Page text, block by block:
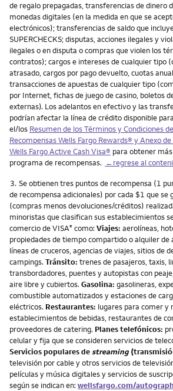
de regalo prepagadas, transferencias de dinero
monedas digitales (en la medida en que se
electrónicos); transferencias de saldo que
SUPERCHECKS; disputas, acciones ilegales y
ilegales o en disputa o compras que violen los
contratos); cargos e intereses de cualquier tipo
atrasado, cargos por pago devuelto, cuotas
transacciones de apuestas de cualquier tipo
por Internet, fichas de juego de casino, boletos
externas). Los adelantos en efectivo y las
podrían afectar la línea de crédito disponible
el/los Resumen de los Términos y Condiciones
RecompensasWells Fargo Rewards® y Anexo
Wells Fargo Active Cash Visa® para obtener
programa de recompensas. ←regrese al
Nota
3. Se obtienen tres puntos de recompensa (1
de recompensa adicionales) por cada $1 que se
(compras menos devoluciones/créditos)
minoristas que clasifican sus establecimientos
comercio de VISA® como: Viajes: aerolíneas,
propiedades de tiempo compartido o alquiler de
líneas de cruceros, agencias de viajes, sitios de
campings. Tránsito: trenes de pasajeros, taxis,
transbordadores, puentes y autopistas con
aire libre y cubiertos. Gasolina: gasolineras,
combustible automatizados y estaciones de
eléctricos. Restaurantes: lugares para comer y
establecimientos de bebidas, restaurantes de
proveedores de catering. Planes telefónicos:
celular y fija que se consideren servicios de
Servicios populares destreaming
televisión por cable y otros servicios de
películas y música digitales y servicios de
según se indican en: wellsfargo.com/